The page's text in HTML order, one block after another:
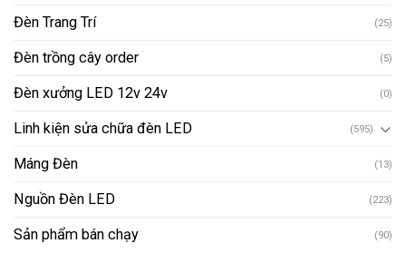
Đèn Trang Trí (25)
Đèn trồng cây order (5)
Đèn xưởng LED 12v 24v (0)
Linh kiện sửa chữa đèn LED (595)
Máng Đèn (13)
Nguồn Đèn LED (223)
Sản phẩm bán chạy (90)